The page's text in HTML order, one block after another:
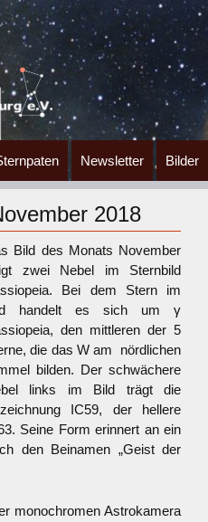
Newsletter Bilder
2018
Bild des Monats November
zwei Nebel im Sternbild
Bei dem Stern im
handelt es sich um γ
den mittleren der 5
die das W am nördlichen
bilden. Der schwächere
links im Bild trägt die
IC59, der hellere
Seine Form erinnert an ein
den Beinamen „Geist der
monochromen Astrokamera